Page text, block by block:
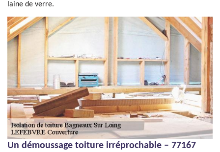
laine de verre.
Un démoussage toiture irréprochable – 77167